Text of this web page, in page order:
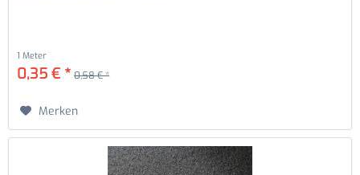
1 Meter
0,35 € * 0,58 € *
Merken